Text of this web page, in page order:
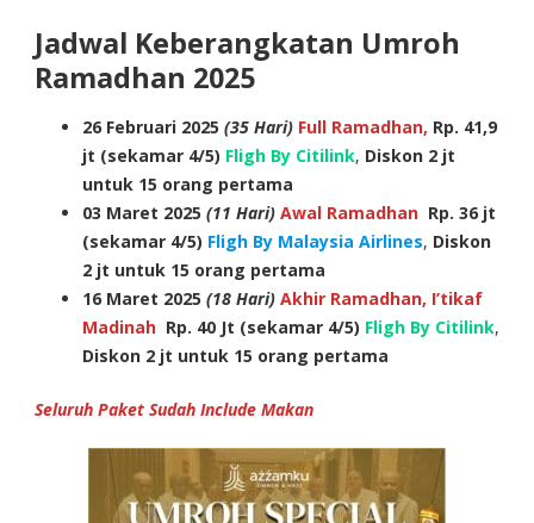
Jadwal Keberangkatan Umroh
Ramadhan 2025
26 Februari 2025 (35 Hari) Full Ramadhan, Rp. 41,9
jt (sekamar 4/5) Fligh By Citilink, Diskon 2 jt
untuk 15 orang pertama
03 Maret 2025 (11 Hari) Awal Ramadhan Rp. 36 jt
(sekamar 4/5) Fligh By Malaysia Airlines, Diskon
2 jt untuk 15 orang pertama
16 Maret 2025 (18 Hari) Akhir Ramadhan, I’tikaf
Madinah Rp. 40 Jt (sekamar 4/5) Fligh By Citilink,
Diskon 2 jt untuk 15 orang pertama
Seluruh Paket Sudah Include Makan